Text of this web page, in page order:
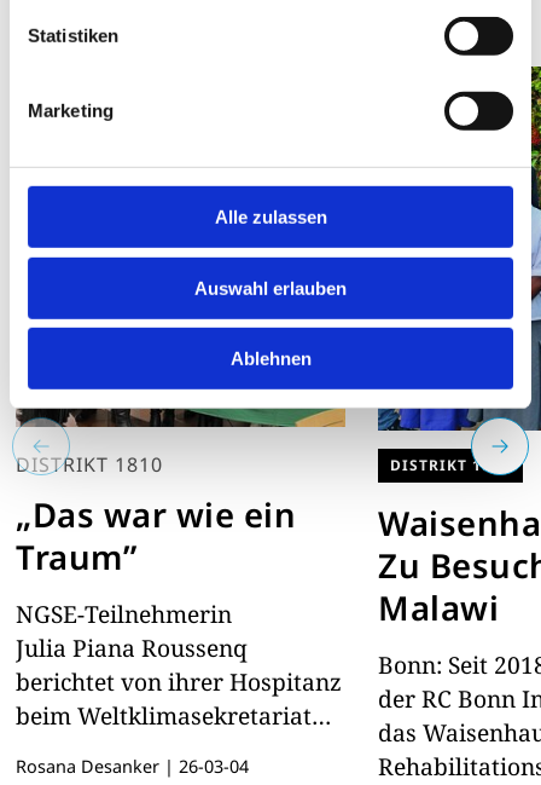
Statistiken
Marketing
Alle zulassen
Auswahl erlauben
Ablehnen
DISTRIKT 1810
„Das war wie ein
Traum”
NGSE-Teilnehmerin
Julia Piana Roussenq
berichtet von ihrer Hospitanz
beim Weltklimasekretariat
Rosana Desanker | 26-03-04
DISTRIKT 1810
Zu
Malawi
Bonn: Seit
der RC Bonn
das